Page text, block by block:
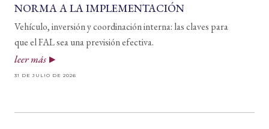
NORMA A LA IMPLEMENTACIÓN
Vehículo, inversión y coordinación interna: las claves para
que el FAL sea una previsión efectiva.
leer más
31 DE JULIO DE 2026